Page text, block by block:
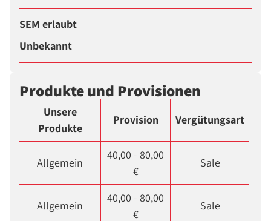
SEM erlaubt
Unbekannt
Produkte und Provisionen
Unsere
Produkte
Provision Vergütungsart
Allgemein
40,00 - 80,00
€
Sale
Allgemein
40,00 - 80,00
€
Sale